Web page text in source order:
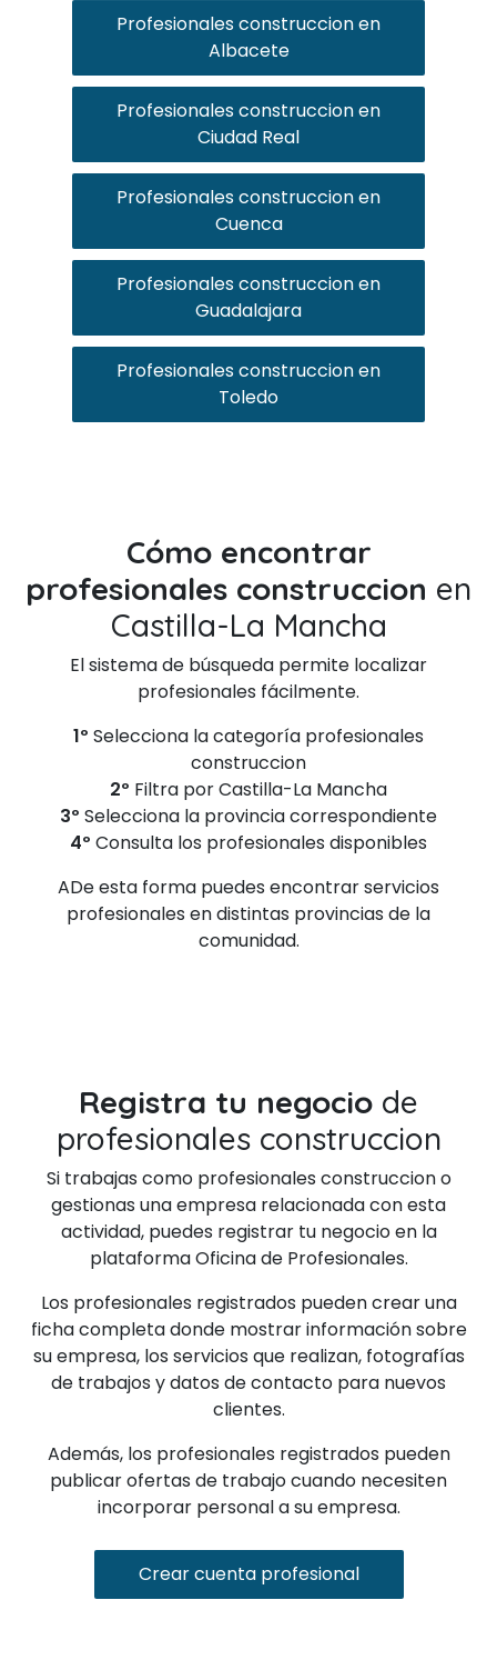
Profesionales construccion en
Albacete
Profesionales construccion en
Ciudad Real
Profesionales construccion en
Cuenca
Profesionales construccion en
Guadalajara
Profesionales construccion en
Toledo
Cómo encontrar
profesionales construccion en
Castilla-La Mancha
El sistema de búsqueda permite localizar
profesionales fácilmente.
1º Selecciona la categoría profesionales
construccion
2º Filtra por Castilla-La Mancha
3º Selecciona la provincia correspondiente
4º Consulta los profesionales disponibles
ADe esta forma puedes encontrar servicios
profesionales en distintas provincias de la
comunidad.
Registra tu negocio de
profesionales construccion
Si trabajas como profesionales construccion o
gestionas una empresa relacionada con esta
actividad, puedes registrar tu negocio en la
plataforma Oficina de Profesionales.
Los profesionales registrados pueden crear una
ficha completa donde mostrar información sobre
su empresa, los servicios que realizan, fotografías
de trabajos y datos de contacto para nuevos
clientes.
Además, los profesionales registrados pueden
publicar ofertas de trabajo cuando necesiten
incorporar personal a su empresa.
Crear cuenta profesional